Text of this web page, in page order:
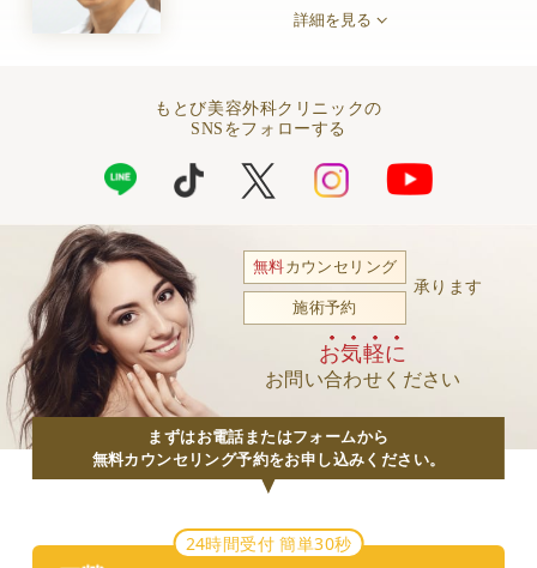
詳細を見る
もとび美容外科クリニックの
SNSをフォローする
無料カウンセリング
施術予約
承ります
お気軽に
お問い合わせください
まずはお電話またはフォームから
無料カウンセリング予約をお申し込みください。
24時間受付 簡単30秒